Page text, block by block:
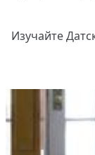
Изучайте